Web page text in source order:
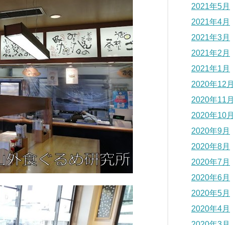
2021年5月
2021年4月
2021年3月
2021年2月
2021年1月
2020年12月
2020年11月
2020年10月
2020年9月
2020年8月
2020年7月
2020年6月
2020年5月
2020年4月